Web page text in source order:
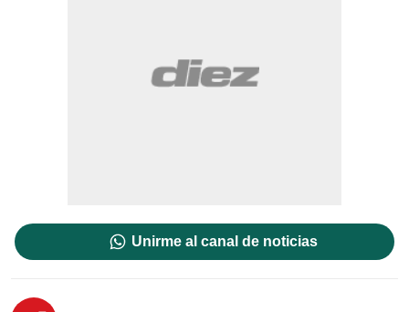
Unirme al canal de noticias